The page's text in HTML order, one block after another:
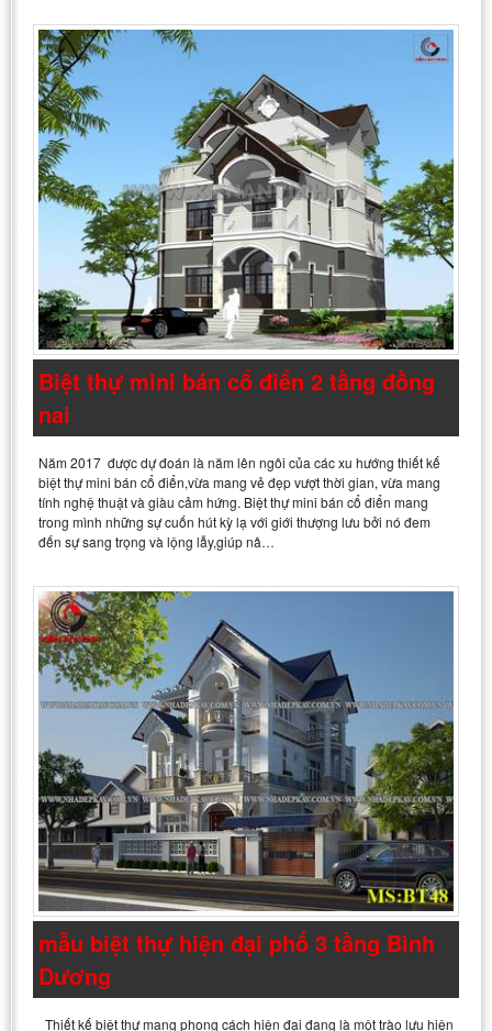
Biệt thự mini bán cổ điển 2 tầng đồng
nai
Năm 2017 được dự đoán là năm lên ngôi của các xu hướng thiết kế
biệt thự mini bán cổ điển,vừa mang vẻ đẹp vượt thời gian, vừa mang
tính nghệ thuật và giàu cảm hứng. Biệt thự mini bán cổ điển mang
trong mình những sự cuốn hút kỳ lạ với giới thượng lưu bởi nó đem
đến sự sang trọng và lộng lẫy,giúp nâ…
mẫu biệt thự hiện đại phố 3 tầng Bình
Dương
Thiết kế biệt thự mang phong cách hiện đại đang là một trào lưu hiện